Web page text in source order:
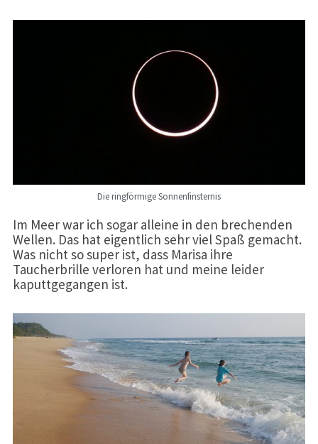
Die ringförmige Sonnenfinsternis
Im Meer war ich sogar alleine in den brechenden
Wellen. Das hat eigentlich sehr viel Spaß gemacht.
Was nicht so super ist, dass Marisa ihre
Taucherbrille verloren hat und meine leider
kaputtgegangen ist.